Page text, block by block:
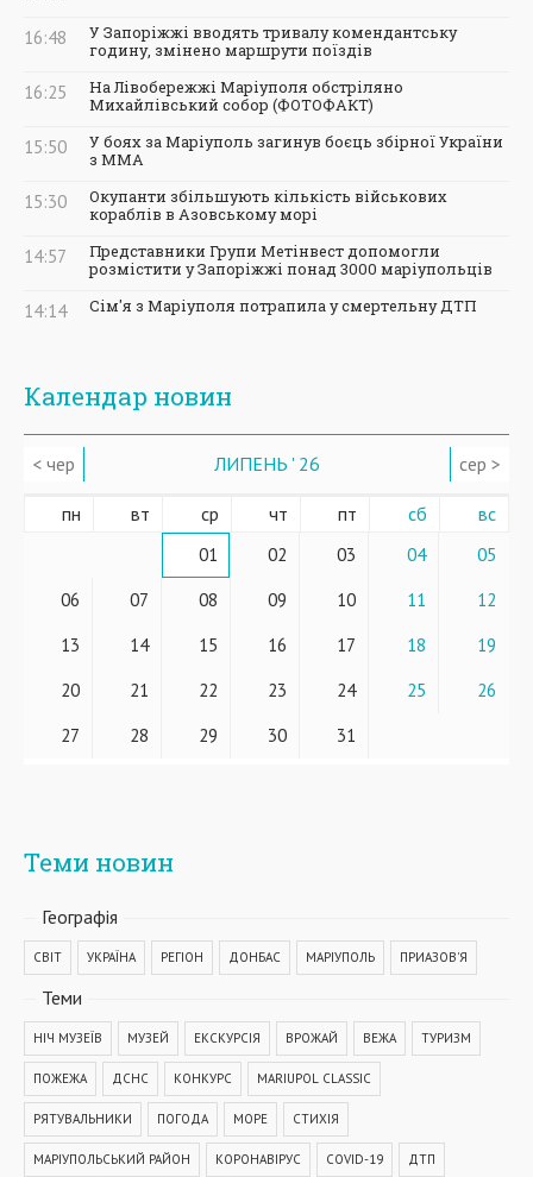
16:48
У Запоріжжі вводять тривалу комендантську
годину, змінено маршрути поїздів
16:25
На Лівобережжі Маріуполя обстріляно
Михайлівський собор (ФОТОФАКТ)
15:50
У боях за Маріуполь загинув боєць збірної України
з ММА
15:30
Окупанти збільшують кількість військових
кораблів в Азовському морі
14:57
Представники Групи Метінвест допомогли
розмістити у Запоріжжі понад 3000 маріупольців
14:14 Сім'я з Маріуполя потрапила у смертельну ДТП
Календар новин
< чер ЛИПЕНЬ ' 26 сер >
пн вт ср чт пт сб вс
01 02 03 04
05
06
07 08 09 10 11
12
13
14 15 16 17 18
19
20
21 22 23 24 25
26
27
28 29 30 31
Теми новин
Географiя
СВІТ УКРАЇНА РЕГІОН ДОНБАС МАРІУПОЛЬ ПРИАЗОВ'Я
Теми
НІЧ МУЗЕЇВ МУЗЕЙ ЕКСКУРСІЯ ВРОЖАЙ ВЕЖА ТУРИЗМ
ПОЖЕЖА ДСНС КОНКУРС MARIUPOL CLASSIC
РЯТУВАЛЬНИКИ ПОГОДА МОРЕ СТИХІЯ
МАРІУПОЛЬСЬКИЙ РАЙОН КОРОНАВІРУС COVID-19 ДТП